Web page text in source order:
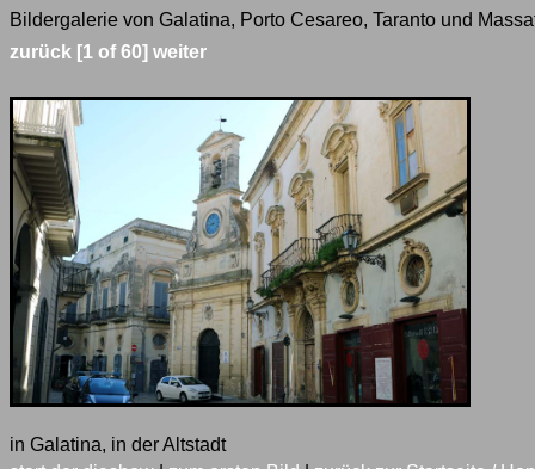
Bildergalerie von Galatina, Porto Cesareo, Taranto und
zurück [1 of 60] weiter
in Galatina, in der Altstadt